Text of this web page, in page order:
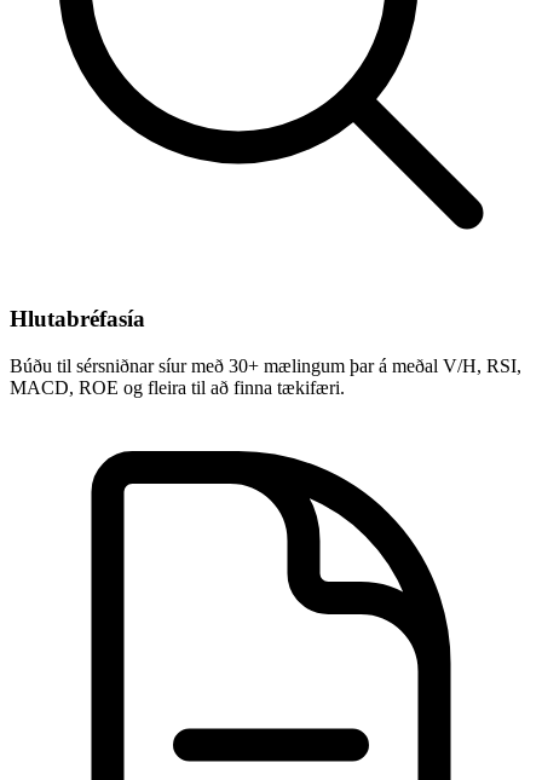
Hlutabréfasía
Búðu til sérsniðnar síur með 30+ mælingum þar á meðal V/H, RSI,
MACD, ROE og fleira til að finna tækifæri.